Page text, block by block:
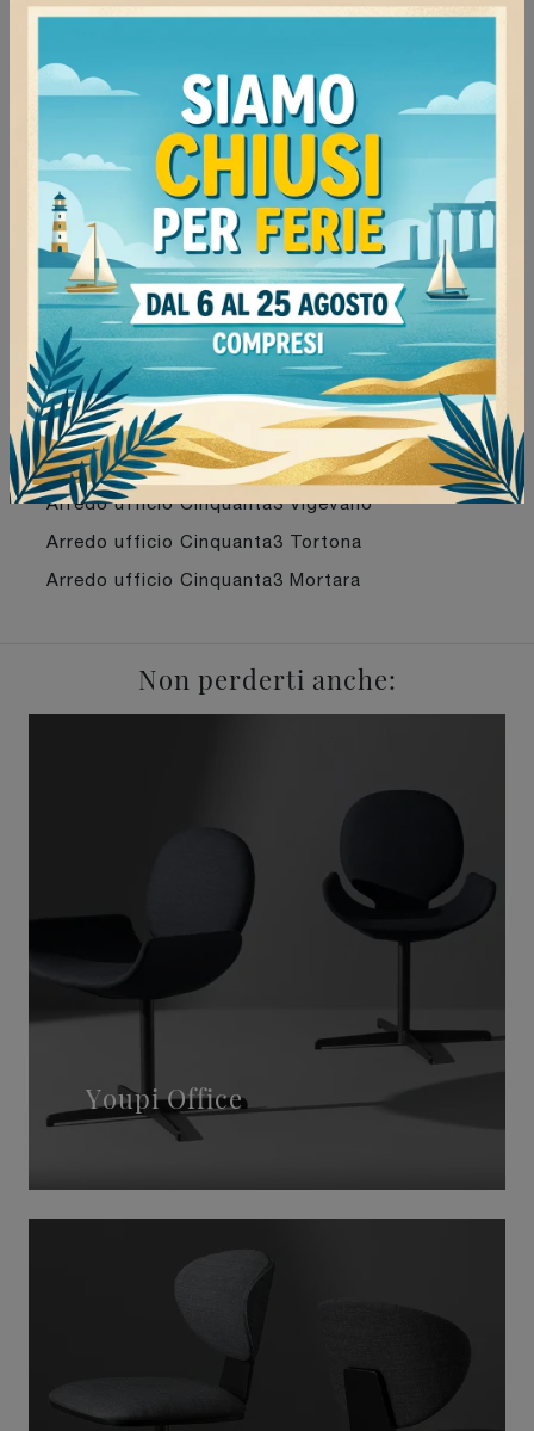
Continua a navigare
Negozio di sedie operative a Milano
Negozio di sedie operative a Vigevano
Negozio di sedie operative a Tortona
Negozio di sedie operative a Mortara
Negozio di sedie operative Cinquanta3 Milano
Negozio di sedie operative Cinquanta3 Vigevano
Negozio di sedie operative Cinquanta3 Tortona
Negozio di sedie operative Cinquanta3 Mortara
Arredo ufficio Cinquanta3 Milano
Arredo ufficio Cinquanta3 Vigevano
Arredo ufficio Cinquanta3 Tortona
Arredo ufficio Cinquanta3 Mortara
Non perderti anche:
Youpi Office